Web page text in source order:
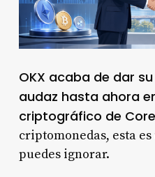
OKX acaba de dar
audaz hasta ahora
criptográfico de
criptomonedas, esta
puedes ignorar.